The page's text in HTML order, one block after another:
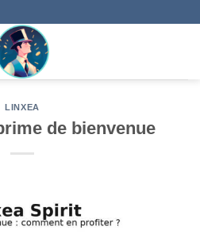
LINXEA
de bienvenue